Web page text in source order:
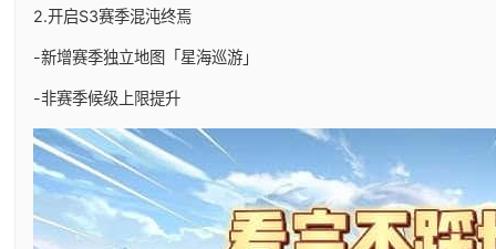
2.开启S3赛季混沌终焉
-新增赛季独立地图「星海巡游」
-非赛季候级上限提升